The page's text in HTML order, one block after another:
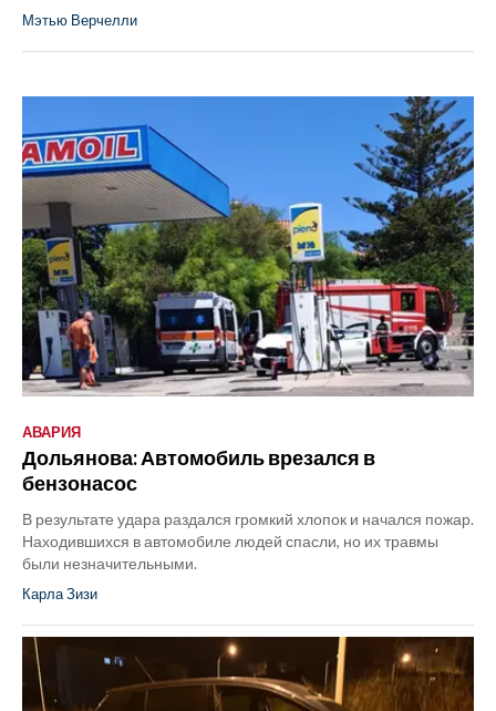
Мэтью Верчелли
АВАРИЯ
Дольянова: Автомобиль врезался в
бензонасос
В результате удара раздался громкий хлопок и начался пожар.
Находившихся в автомобиле людей спасли, но их травмы
были незначительными.
Карла Зизи